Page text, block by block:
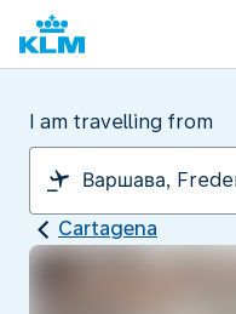
I am travelling from
Cartagena